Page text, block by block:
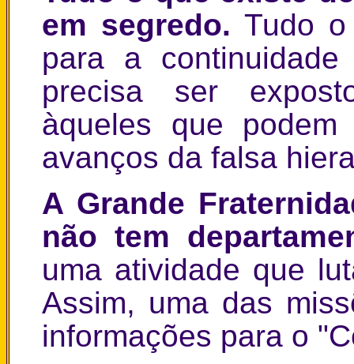
em segredo. Tudo
para a
precisa ser
àqueles que
avanços da falsa
A Grande
não tem
uma atividade que
Assim, uma das
informações para o